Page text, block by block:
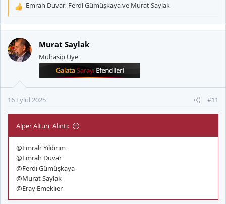
T
k
i
l
Emrah Duvar, Ferdi Gümüşkayave Murat Saylak
Murat Saylak
Muhasip Üye
16 Eylül 2025 #11
Alper Altun' Alıntı:
@Emrah Yıldırım
@Emrah Duvar
@Ferdi Gümüşkaya
@Murat Saylak
@Eray Emeklier